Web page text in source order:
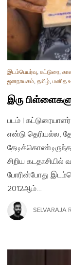
இடம்பெயர்வு, கட்டுரை,
ஜனநாயகம், தமிழ், மனித
இரு
படம் |
என்டு தெரியல்ல,
சிறிய
போரின்போது
2012ஆம்…
SELVARAJA